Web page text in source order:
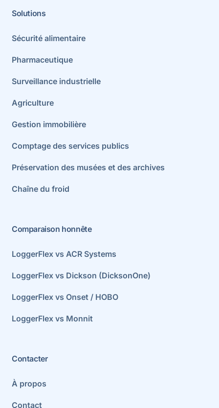
Solutions
Sécurité alimentaire
Pharmaceutique
Surveillance industrielle
Agriculture
Gestion immobilière
Comptage des services publics
Préservation des musées et des archives
Chaîne du froid
Comparaison honnête
LoggerFlex vs ACR Systems
LoggerFlex vs Dickson (DicksonOne)
LoggerFlex vs Onset / HOBO
LoggerFlex vs Monnit
Contacter
À propos
Contact